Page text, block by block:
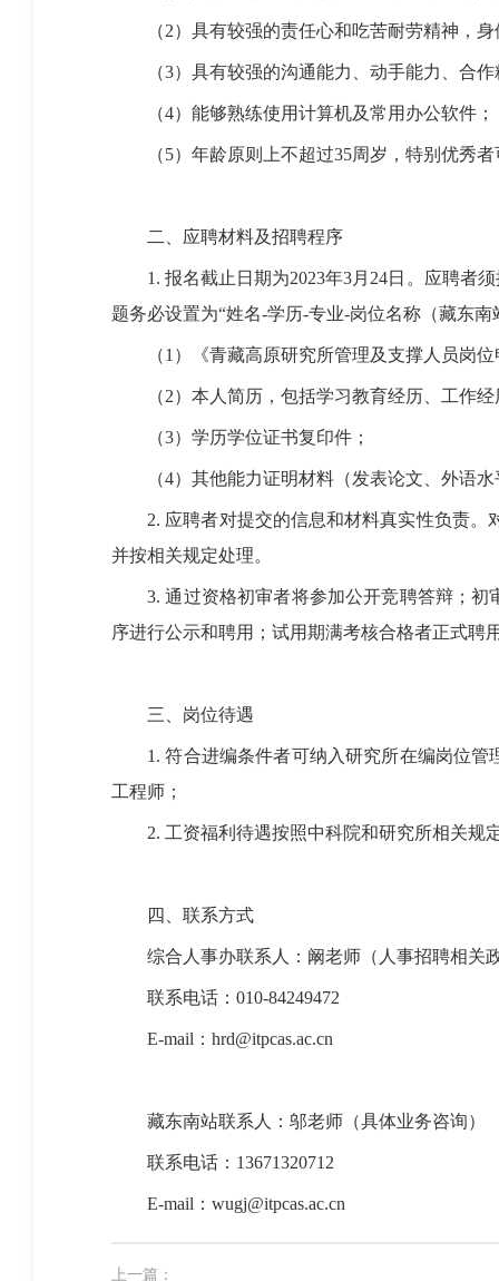
（2） 具有较强的责任心和吃苦耐劳精神，
（3） 具有较强的沟通能力、动手能力、合作
（4） 能够熟练使用计算机及常用办公软件；
（5） 年龄原则上不超过35周岁，特别优秀
二、应聘材料及招聘程序
1.报名截止日期为2023年3月 24日。应聘者
题务必设置为“姓名-学历-专业-岗位名称（藏东南
（1）《青藏高原研究所管理及支撑人员岗
（2）本人简历，包括学习教育经历、工作
（3）学历学位证书复印件；
（4）其他能力证明材料（发表论文、外语
2. 应聘者对提交的信息和材料真实性负责。
并按相关规定处理。
3.通过资格初审者将参加公开竞聘答辩；
序进行公示和聘用；试用期满考核合格者正式聘
三、岗位待遇
1.符合进编条件者可纳入研究所在编岗位
工程师；
2. 工资福利待遇按照中科院和研究所相关规
四、联系方式
综合人事办联系人：阚老师（人事招聘相关
联系电话： 010-84249472
E-mail ： hrd@itpcas.ac.cn
藏东南站联系人：邬老师（具体业务咨询）
联系电话： 13671320712
E-mail ： wugj@itpcas.ac.cn
上一篇：